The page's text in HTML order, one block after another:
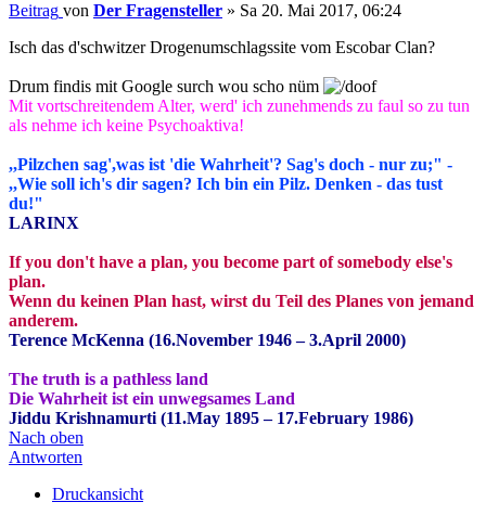
Beitrag von Der Fragensteller » Sa 20. Mai 2017, 06:24
Isch das d'schwitzer Drogenumschlagssite vom Escobar Clan?
Drum findis mit Google surch wou scho nüm
Mit vortschreitendem Alter, werd' ich zunehmends zu faul so zu tun
als nehme ich keine Psychoaktiva!
,,Pilzchen sag',was ist 'die Wahrheit'? Sag's doch - nur zu;" -
,,Wie soll ich's dir sagen? Ich bin ein Pilz. Denken - das tust
du!"
LARINX
If you don't have a plan, you become part of somebody else's
plan.
Wenn du keinen Plan hast, wirst du Teil des Planes von jemand
anderem.
Terence McKenna (16.November 1946 – 3.April 2000)
The truth is a pathless land
Die Wahrheit ist ein unwegsames Land
Jiddu Krishnamurti (11.May 1895 – 17.February 1986)
Nach oben
Antworten
Druckansicht